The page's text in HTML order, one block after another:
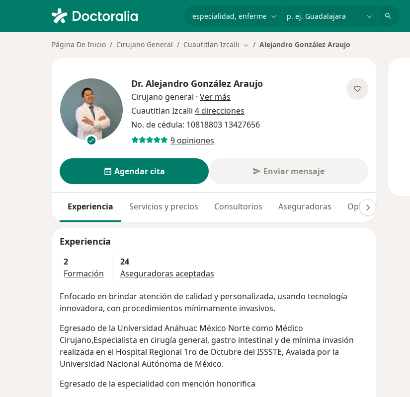
Página De Inicio Cirujano General Cuautitlan Izcalli Cambiar de ciudad
Alejandro González Araujo
Dr. Alejandro González Araujo
Cirujano general · Ver más
Cuautitlan Izcalli 4 direcciones
No. de cédula: 10818803 13427656
9 opiniones
Agendar cita Enviar mensaje
Experiencia Servicios y precios Consultorios Aseguradoras Opiniones (9)
Experiencia
2
Formación
24
Aseguradoras aceptadas
Enfocado en brindar atención de calidad y personalizada, usando tecnología
innovadora, con procedimientos mínimamente invasivos.
Egresado de la Universidad Anáhuac México Norte como Médico
Cirujano,Especialista en cirugía general, gastro intestinal y de mínima invasión
realizada en el Hospital Regional 1ro de Octubre del ISSSTE, Avalada por la
Universidad Nacional Autónoma de México.
Egresado de la especialidad con mención honorifica